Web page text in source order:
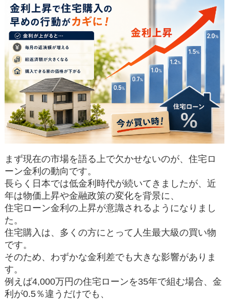
まず現在の市場を語る上で欠かせないのが、住宅ロ
ーン金利の動向です。
長らく日本では低金利時代が続いてきましたが、近
年は物価上昇や金融政策の変化を背景に、
住宅ローン金利の上昇が意識されるようになりまし
た。
住宅購入は、多くの方にとって人生最大級の買い物
です。
そのため、わずかな金利差でも大きな影響がありま
す。
例えば4,000万円の住宅ローンを35年で組む場合、金
利が0.5％違うだけでも、